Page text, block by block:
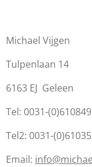
Michael Vijgen
Tulpenlaan 14
6163 EJ Geleen
Tel: 0031-
Tel2: 0031-
Email: